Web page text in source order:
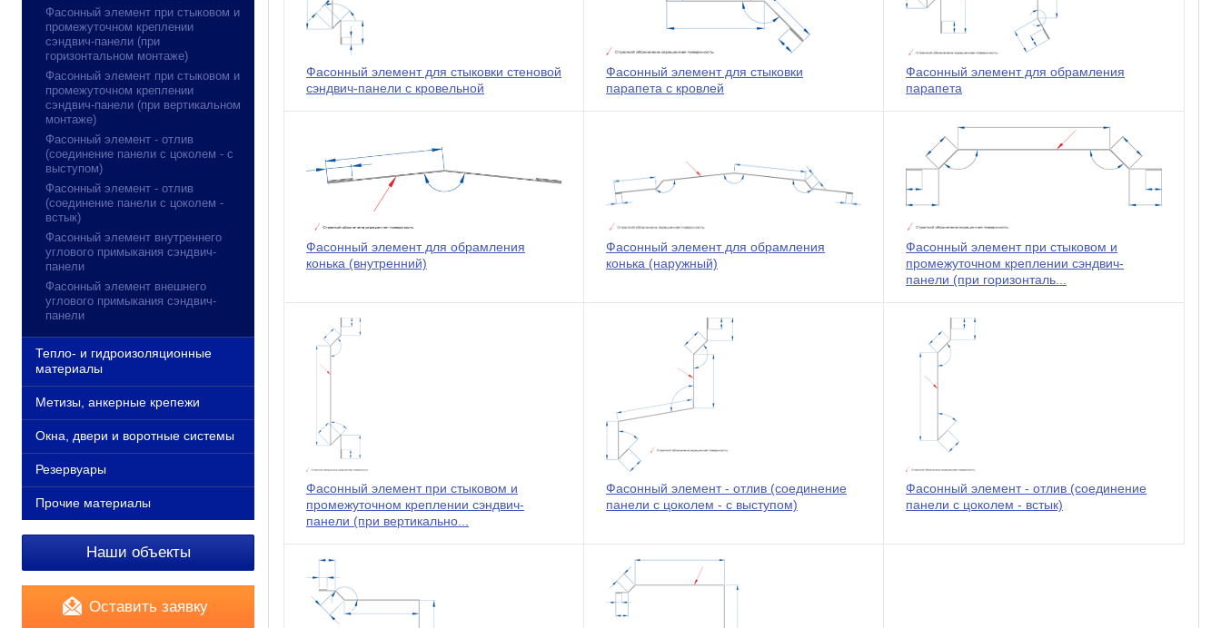
Фасонный элемент при стыковом и
промежуточном креплении
сэндвич-панели (при
горизонтальном монтаже)
Фасонный элемент при стыковом и
промежуточном креплении
сэндвич-панели (при вертикальном
монтаже)
Фасонный элемент - отлив
(соединение панели с цоколем - с
выступом)
Фасонный элемент - отлив
(соединение панели с цоколем -
встык)
Фасонный элемент внутреннего
углового примыкания сэндвич-
панели
Фасонный элемент внешнего
углового примыкания сэндвич-
панели
Тепло- и гидроизоляционные
материалы
Метизы, анкерные крепежи
Окна, двери и воротные системы
Резервуары
Прочие материалы
Наши объекты
Оставить заявку
Фасонный элемент для стыковки стеновой
сэндвич-панели с кровельной
Фасонный элемент для стыковки
парапета с кровлей
Фасонный элемент для обрамления
парапета
Фасонный элемент для обрамления
конька (внутренний)
Фасонный элемент для обрамления
конька (наружный)
Фасонный элемент при стыковом и
промежуточном креплении сэндвич-
панели (при горизонталь...
Фасонный элемент при стыковом и
промежуточном креплении сэндвич-
панели (при вертикально...
Фасонный элемент - отлив (соединение
панели с цоколем - с выступом)
Фасонный элемент - отлив (соединение
панели с цоколем - встык)